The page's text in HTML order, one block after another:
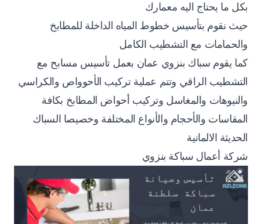
بكل ما يحتاج اليه معمارك
حيث نقوم بتأسيس خطوط المياه الداخلة للمطابخ
والحمامات مع التشطيب الكامل
كما يقوم سباك بنزوي عمان بعمل تأسيس مسابح مع
التشطيب الراقي وتتم عملية تركيب الأحوواص والكراسي
والنيوهات والمغاسل وتركيب أحواض المطابخ بكافة
المقاسات والأحجام والأنواع المختلفة وخصيصا السباك
الحديثة الالمانية
شركة أعمال سباكة بنزوي